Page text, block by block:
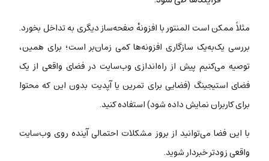
مثلاً ممکن است المنتور با افزونهٔ صفحه‌ساز دیگری به تداخل بخورد.
بررسی یک‌به‌یک سازگاری افزونه‌ها کمی زمان‌بر است؛ برای همین،
توصیه می‌کنیم پیش از راه‌اندازی وب‌سایت در فضای واقعی از یک
فضای استیجینگ (فضایی برای تمرین یا آپدیت بدون این که محتوا
برای کاربران نمایش داده شود) استفاده کنید.
با این فضا می‌توانید از بروز مشکلات احتمالی آینده روی وب‌سایت
واقعی زودتر خبردار شوید.